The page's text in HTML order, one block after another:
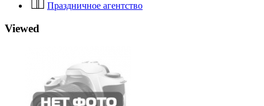
Праздничное агентство
Viewed